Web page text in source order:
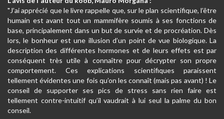
"J’ai apprécié que le livre rappelle que, sur le plan scientifique, l’être
humain est avant tout un mammifère soumis à ses fonctions de
base, principalement dans un but de survie et de procréation. Dès
lors, le bonheur est une illusion d’un point de vue biologique. La
description des différentes hormones et de leurs effets est par
conséquent très utile à connaître pour décrypter son propre
comportement. Ces explications scientifiques paraissent
tellement évidentes une fois qu’on les connaît (mais pas avant) ! Le
conseil de supporter ses pics de stress sans rien faire est
tellement contre-intuitif qu’il vaudrait à lui seul la palme du bon
conseil.